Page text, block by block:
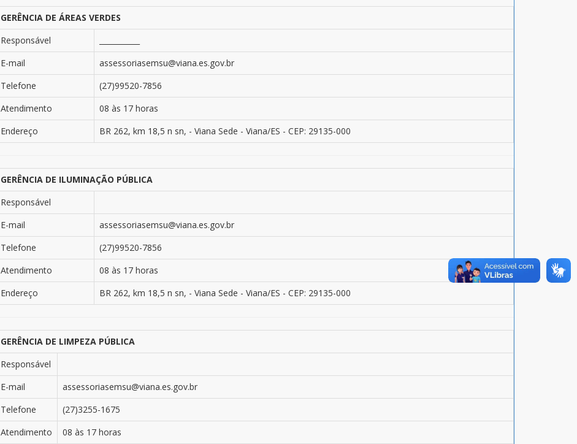
GERÊNCIA DE ÁREAS VERDES
Responsável
E-mail
assessoriasemsu@viana.es.gov.br
Telefone
(27)99520-7856
Atendimento
08 às 17 horas
Endereço
BR 262, km 18,5 n sn, - Viana Sede - Viana/ES - CEP: 29135-000
GERÊNCIA DE ILUMINAÇÃO PÚBLICA
Responsável
E-mail
assessoriasemsu@viana.es.gov.br
Telefone
(27)99520-7856
Atendimento
08 às 17 horas
Endereço
BR 262, km 18,5 n sn, - Viana Sede - Viana/ES - CEP: 29135-000
GERÊNCIA DE LIMPEZA PÚBLICA
Responsável
E-mail
assessoriasemsu@viana.es.gov.br
Telefone
(27)3255-1675
Atendimento
08 às 17 horas